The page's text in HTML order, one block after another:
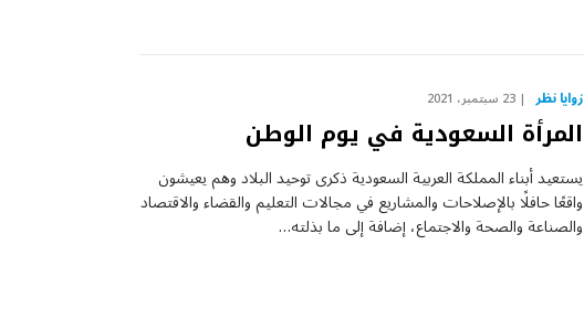
زوايا نظر 23 سبتمبر، 2021
المرأة السعودية في يوم الوطن
يستعيد أبناء المملكة العربية السعودية ذكرى توحيد البلاد وهم يعيشون
واقعًا حافلًا بالإصلاحات والمشاريع في مجالات التعليم والقضاء والاقتصاد
والصناعة والصحة والاجتماع، إضافة إلى ما بذلته…